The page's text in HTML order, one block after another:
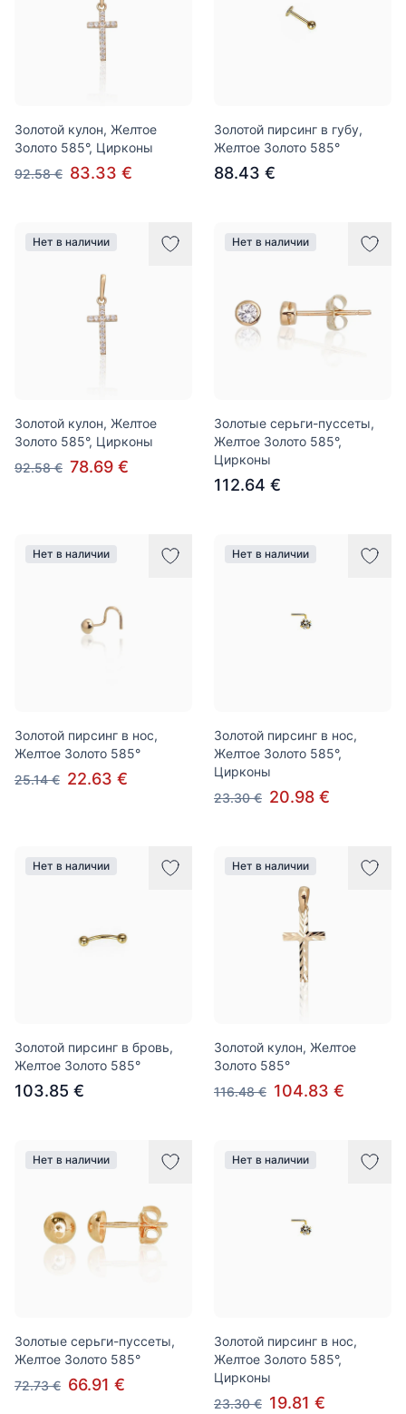
Золотой кулон, Желтое
Золото 585°, Цирконы
92.58 € 83.33 €
Золотой пирсинг в губу,
Желтое Золото 585°
88.43 €
Нет в наличии
Золотой кулон, Желтое
Золото 585°, Цирконы
92.58 € 78.69 €
Нет в наличии
Золотые серьги-пуссеты,
Желтое Золото 585°,
Цирконы
112.64 €
Нет в наличии
Золотой пирсинг в нос,
Желтое Золото 585°
25.14 € 22.63 €
Нет в наличии
Золотой пирсинг в нос,
Желтое Золото 585°,
Цирконы
23.30 € 20.98 €
Нет в наличии
Золотой пирсинг в бровь,
Желтое Золото 585°
103.85 €
Нет в наличии
Золотой кулон, Желтое
Золото 585°
116.48 € 104.83 €
Нет в наличии
Золотые серьги-пуссеты,
Желтое Золото 585°
72.73 € 66.91 €
Нет в наличии
Золотой пирсинг в нос,
Желтое Золото 585°,
Цирконы
23.30 € 19.81 €